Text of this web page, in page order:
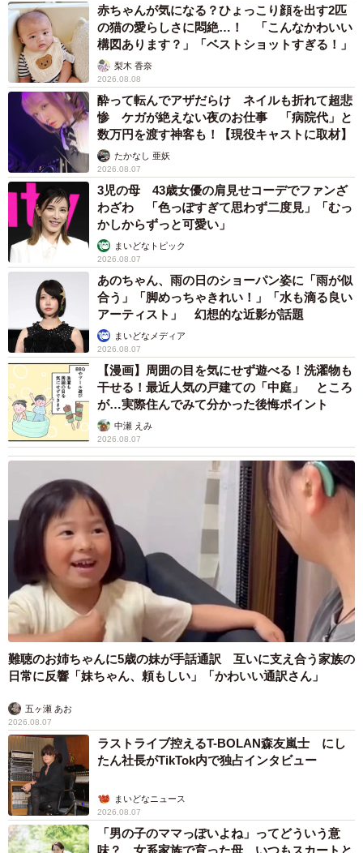
赤ちゃんが気になる？ひょっこり顔を出す2匹
の猫の愛らしさに悶絶…！ 「こんなかわいい
構図あります？」「ベストショットすぎる！」
梨木 香奈
2026.08.08
酔って転んでアザだらけ ネイルも折れて超悲
惨 ケガが絶えない夜のお仕事 「病院代」と
数万円を渡す神客も！【現役キャストに取材】
たかなし 亜妖
2026.08.07
3児の母 43歳女優の肩見せコーデでファンざ
わざわ 「色っぽすぎて思わず二度見」「むっ
かしからずっと可愛い」
まいどなトピック
2026.08.07
あのちゃん、雨の日のショーパン姿に「雨が似
合う」「脚めっちゃきれい！」「水も滴る良い
アーティスト」 幻想的な近影が話題
まいどなメディア
2026.08.07
【漫画】周囲の目を気にせず遊べる！洗濯物も
干せる！最近人気の戸建ての「中庭」 ところ
が…実際住んでみて分かった後悔ポイント
中瀬 えみ
2026.08.07
難聴のお姉ちゃんに5歳の妹が手話通訳 互いに支え合う家族の
日常に反響「妹ちゃん、頼もしい」「かわいい通訳さん」
五ヶ瀬 あお
2026.08.07
ラストライブ控えるT-BOLAN森友嵐士 にし
たん社長がTikTok内で独占インタビュー
まいどなニュース
2026.08.07
「男の子のママっぽいよね」ってどういう意